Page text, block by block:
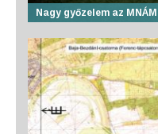
Nagy győzelem az